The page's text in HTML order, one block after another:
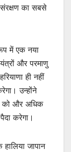
का सबसे
में एक नया
और परमाणु
ही नहीं
उन्होंने
को और अधिक
करेगा।
जापान